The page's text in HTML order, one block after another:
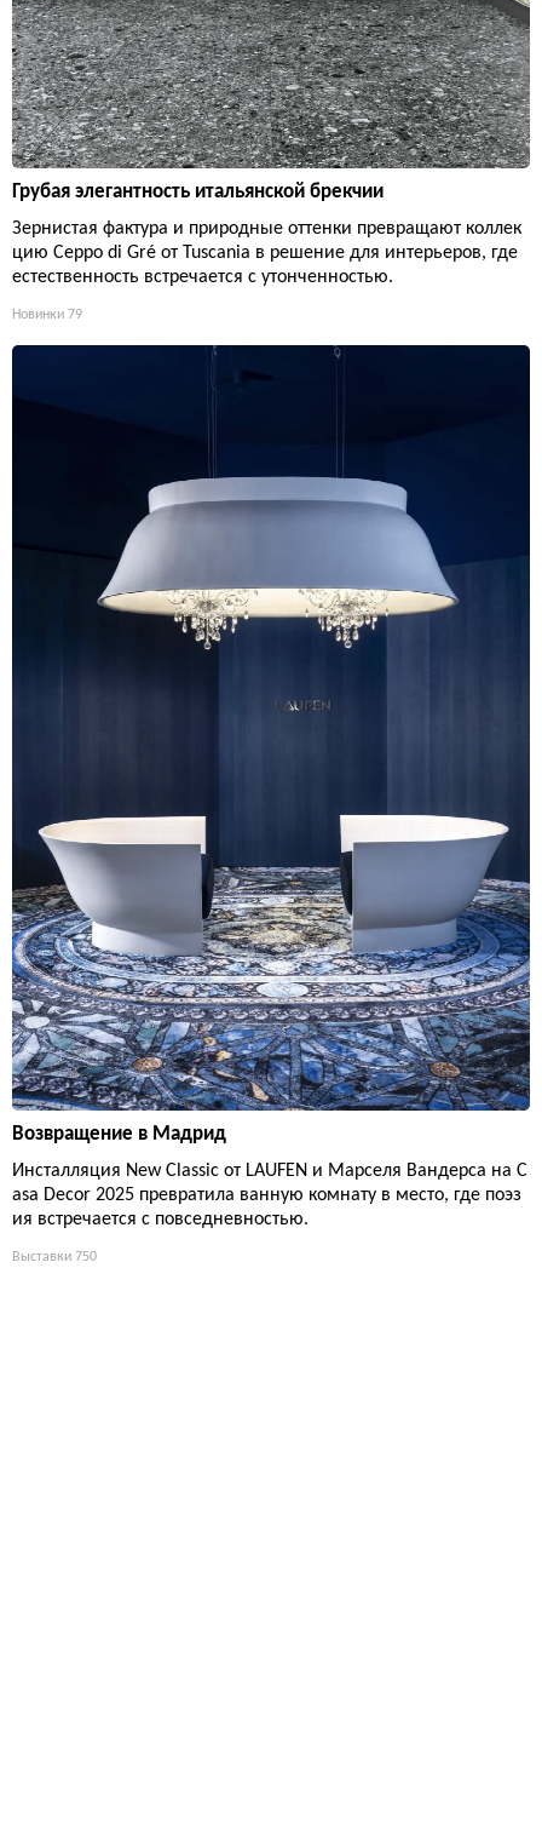
Грубая элегантность итальянской брекчии
Зернистая фактура и природные оттенки превращают коллек
цию Ceppo di Gré от Tuscania в решение для интерьеров, где
естественность встречается с утонченностью.
Новинки 79
Возвращение в Мадрид
Инсталляция New Classic от LAUFEN и Марселя Вандерса на C
asa Decor 2025 превратила ванную комнату в место, где поэз
ия встречается с повседневностью.
Выставки 750